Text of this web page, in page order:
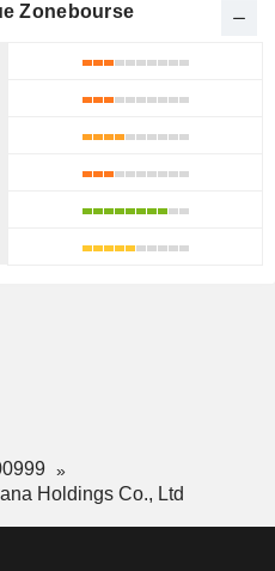
Zonebourse
Holdings Co., Ltd